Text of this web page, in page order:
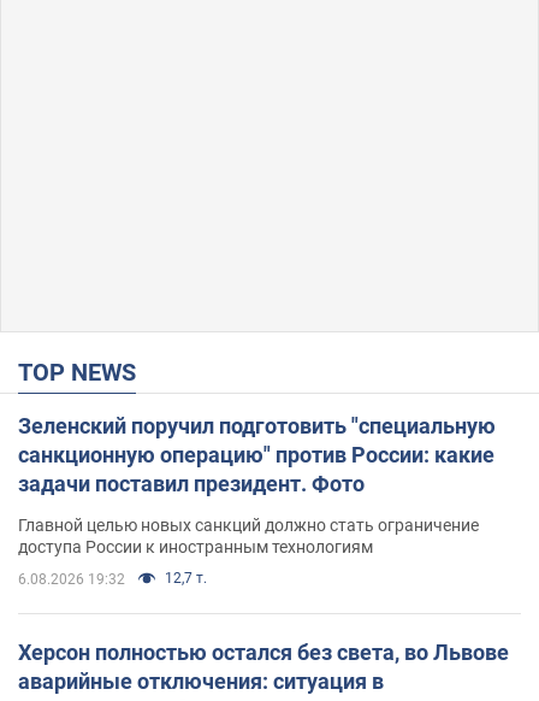
TOP NEWS
Зеленский поручил подготовить "специальную
санкционную операцию" против России: какие
задачи поставил президент. Фото
Главной целью новых санкций должно стать ограничение
доступа России к иностранным технологиям
6.08.2026 19:32 12,7 т.
Херсон полностью остался без света, во Львове
аварийные отключения: ситуация в